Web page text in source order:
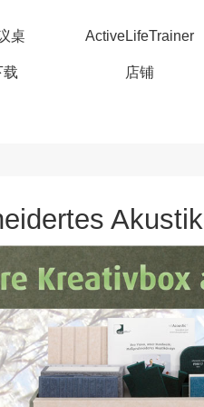
桌 ActiveLifeTrainer
载 店铺